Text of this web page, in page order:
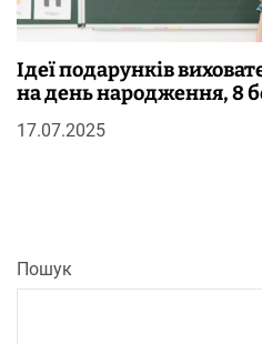
Ідеї подарунків
на день народження, 8
17.07.2025
Пошук